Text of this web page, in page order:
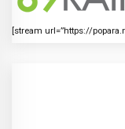
[stream url=”https://